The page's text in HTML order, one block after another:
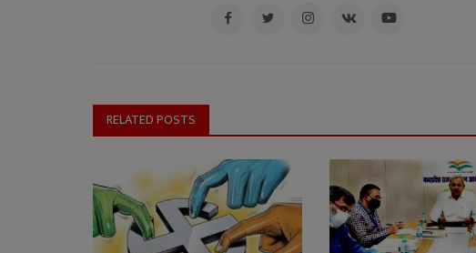
RELATED POSTS